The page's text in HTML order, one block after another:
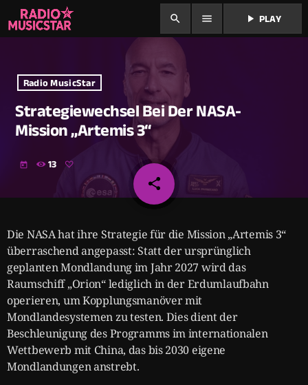
search menu play_arrow PLAY
Radio MusicStar
Strategiewechsel Bei Der NASA-
Mission „Artemis 3“
today 13
share
email
Die NASA hat ihre Strategie für die Mission „Artemis 3“
überraschend angepasst: Statt der ursprünglich
geplanten Mondlandung im Jahr 2027 wird das
Raumschiff „Orion“ lediglich in der Erdumlaufbahn
operieren, um Kopplungsmanöver mit
Mondlandesystemen zu testen. Dies dient der
Beschleunigung des Programms im internationalen
Wettbewerb mit China, das bis 2030 eigene
Mondlandungen anstrebt.